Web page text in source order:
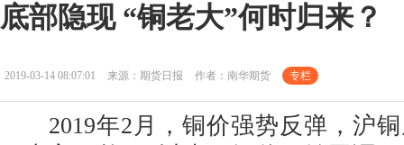
底部隐现 “铜老大”何时归来？
2019-03-14 08:07:01 来源：期货日报 作者：南华期货 专栏
2019年2月，铜价强势反弹，沪铜